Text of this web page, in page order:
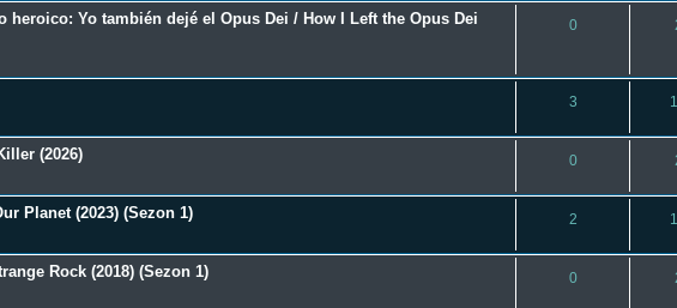
heroico: Yo también dejé el Opus Dei / How I Left the Opus Dei
0
3
(2026) 0
Planet (2023) (Sezon 1) 2
Rock (2018) (Sezon 1) 0